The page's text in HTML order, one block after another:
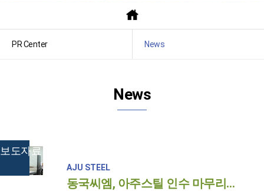
PR Center News
News
AJU STEEL
동국씨엠, 아주스틸 인수 마무리…
보도자료